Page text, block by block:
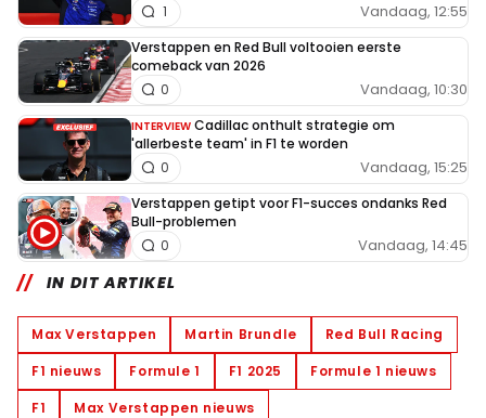
Vandaag, 12:55
1
Verstappen en Red Bull voltooien eerste
comeback van 2026
Vandaag, 10:30
0
INTERVIEW Cadillac onthult strategie om
'allerbeste team' in F1 te worden
Vandaag, 15:25
0
Verstappen getipt voor F1-succes ondanks Red
Bull-problemen
Vandaag, 14:45
0
IN DIT ARTIKEL
Max Verstappen Martin Brundle
Red Bull Racing
F1 nieuws
Formule 1 F1 2025
Formule 1 nieuws
F1
Max Verstappen nieuws